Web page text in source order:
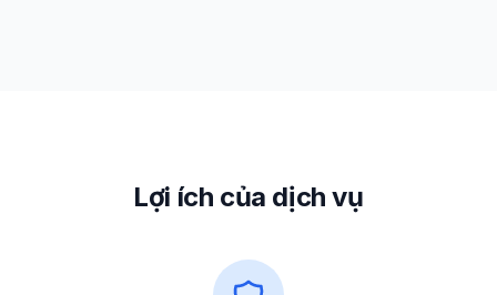
Lợi ích của dịch vụ